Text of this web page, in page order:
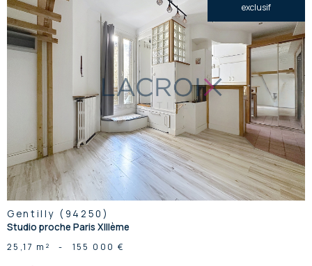
exclusif
voir le
bien
Gentilly (94250)
Studio proche Paris XIIIème
25,17 m² - 155 000 €